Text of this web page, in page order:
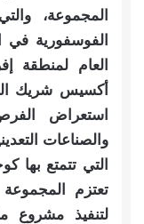
المجموعة،
الفوسفورية في
العام لمنطقة
أكسيس شريك
استعراض
والصناعات
التي تتمتع بها
لتنفيذ مشروع